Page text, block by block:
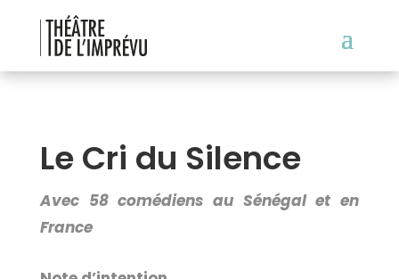
Le Cri du Silence
Avec 58 comédiens au Sénégal et en
France